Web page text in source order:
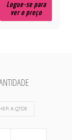
Logue-se para
ver o preço
A QTDE